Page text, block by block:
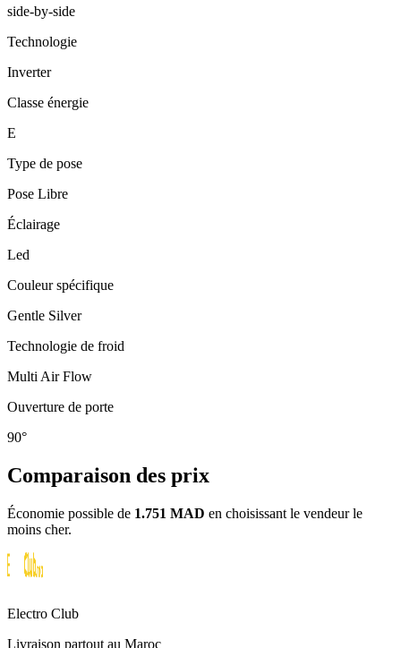
side-by-side
Technologie
Inverter
Classe énergie
E
Type de pose
Pose Libre
Éclairage
Led
Couleur spécifique
Gentle Silver
Technologie de froid
Multi Air Flow
Ouverture de porte
90°
Comparaison des prix
Économie possible de 1.751 MAD en choisissant le vendeur le
moins cher.
Electro Club
Livraison partout au Maroc